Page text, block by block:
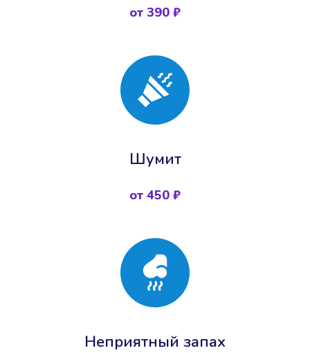
от 390 ₽
Шумит
от 450 ₽
Неприятный запах